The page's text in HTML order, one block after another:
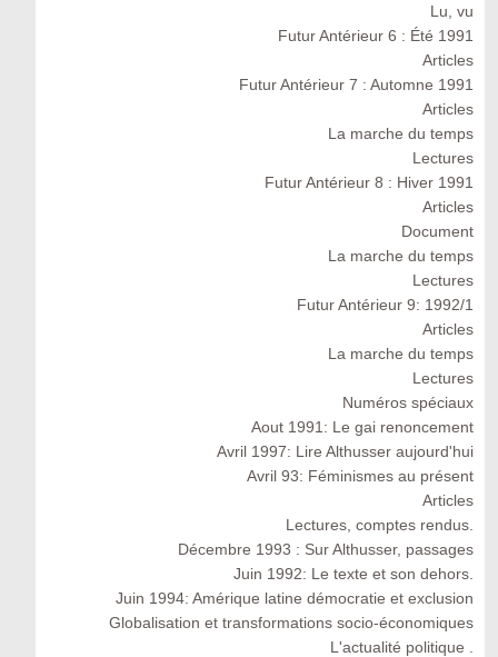
Lu, vu
Futur Antérieur 6 : Été 1991
Articles
Futur Antérieur 7 : Automne 1991
Articles
La marche du temps
Lectures
Futur Antérieur 8 : Hiver 1991
Articles
Document
La marche du temps
Lectures
Futur Antérieur 9: 1992/1
Articles
La marche du temps
Lectures
Numéros spéciaux
Aout 1991: Le gai renoncement
Avril 1997: Lire Althusser aujourd'hui
Avril 93: Féminismes au présent
Articles
Lectures, comptes rendus.
Décembre 1993 : Sur Althusser, passages
Juin 1992: Le texte et son dehors.
Juin 1994: Amérique latine démocratie et exclusion
Globalisation et transformations socio-économiques
L'actualité politique .